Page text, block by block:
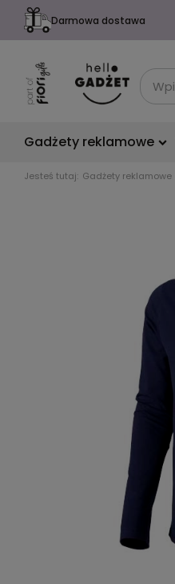
Darmowa dostawa
Gadżety reklamowe
Jesteś tutaj: Gadżety reklamowe